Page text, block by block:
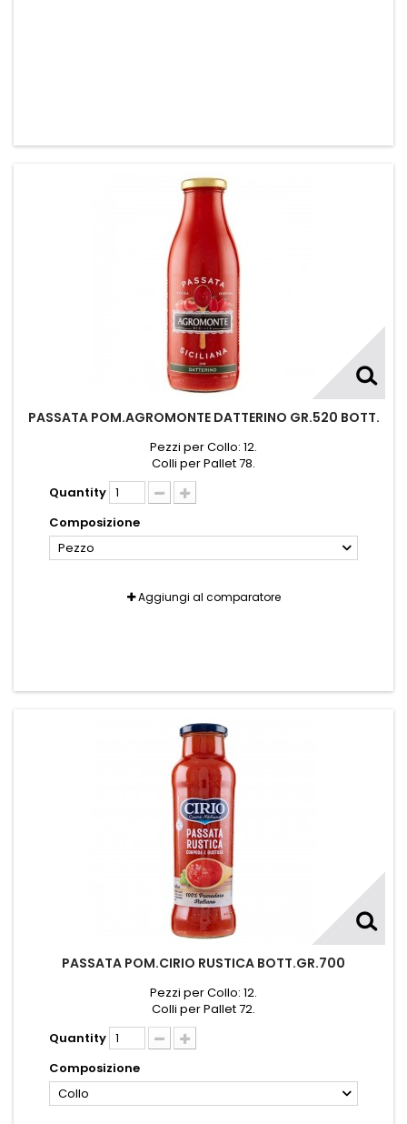
PASSATA POM.AGROMONTE DATTERINO GR.520 BOTT.
Pezzi per Collo: 12.
Colli per Pallet 78.
Quantity
Composizione
Pezzo
Aggiungi al comparatore
PASSATA POM.CIRIO RUSTICA BOTT.GR.700
Pezzi per Collo: 12.
Colli per Pallet 72.
Quantity
Composizione
Collo